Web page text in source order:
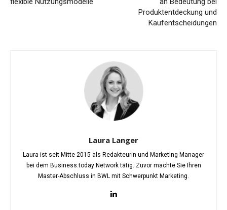
Produktentdeckung und
Kaufentscheidungen
Laura Langer
Laura ist seit Mitte 2015 als Redakteurin und Marketing Manager
bei dem Business.today Network tätig. Zuvor machte Sie Ihren
Master-Abschluss in BWL mit Schwerpunkt Marketing.